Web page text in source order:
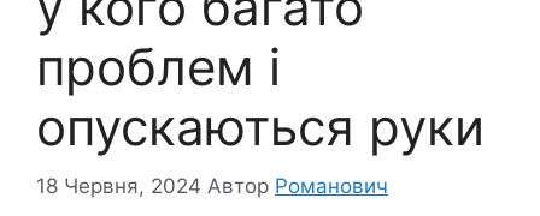
проблем і
опускаються руки
18 Червня, 2024 Автор Романович